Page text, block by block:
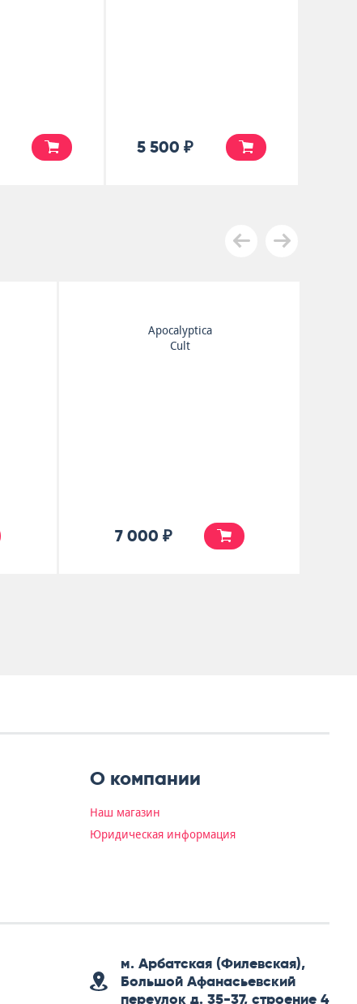
5 500 ₽
Apocalyptica
Cult
7 000 ₽
О компании
Наш магазин
Юридическая информация
м. Арбатская (Филевская),
Большой Афанасьевский
переулок д. 35-37, строение 4